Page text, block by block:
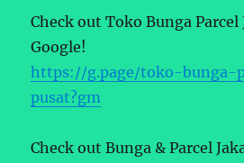
Check out Toko Bunga Parcel
Google!
https://g.page/toko-bunga-
pusat?gm
Check out Bunga & Parcel